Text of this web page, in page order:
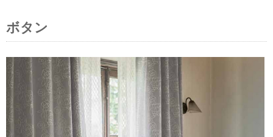
ボタン